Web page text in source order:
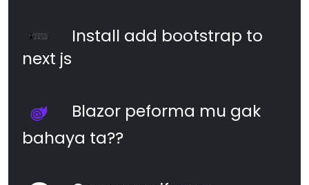
Install add bootstrap to
next js
Blazor peforma mu gak
bahaya ta??